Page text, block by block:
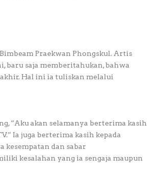
Praekwan Phongskul. Artis
baru saja memberitahukan, bahwa
Hal ini ia tuliskan melalui
“Aku akan selamanya berterima kasih
Ia juga berterima kasih kepada
kesempatan dan sabar
kesalahan yang ia sengaja maupun